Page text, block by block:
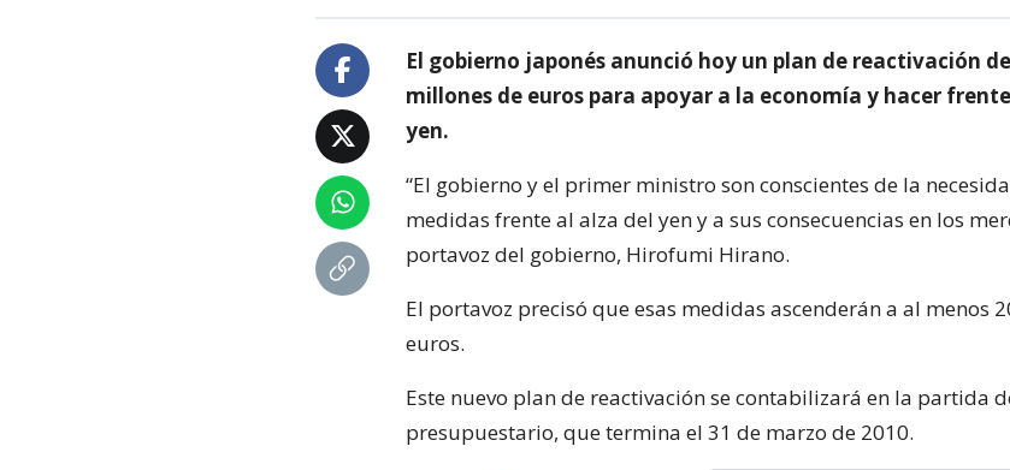
El gobierno japonés anunció hoy un plan de reactivación
millones de euros para apoyar a la economía y hacer
yen.
“El gobierno y el primer ministro son conscientes de la
medidas frente al alza del yen y a sus consecuencias en los
portavoz del gobierno, Hirofumi Hirano.
El portavoz precisó que esas medidas ascenderán a al menos
euros.
Este nuevo plan de reactivación se contabilizará en la partida
presupuestario, que termina el 31 de marzo de 2010.